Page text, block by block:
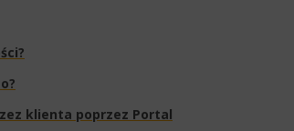
klienta poprzez Portal